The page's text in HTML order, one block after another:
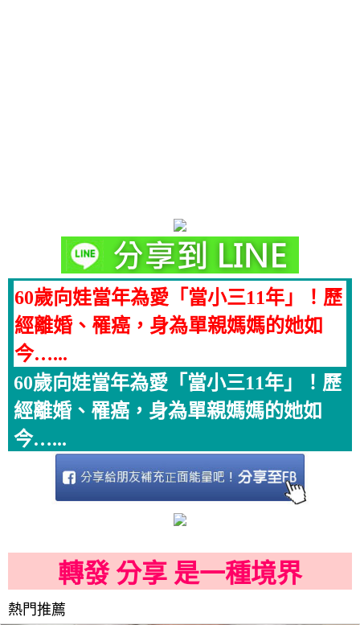
60歲向娃當年為愛「當小三11年」！歷
經離婚、罹癌，身為單親媽媽的她如
今…...
60歲向娃當年為愛「當小三11年」！歷
經離婚、罹癌，身為單親媽媽的她如
今…...
轉發 分享 是一種境界
熱門推薦